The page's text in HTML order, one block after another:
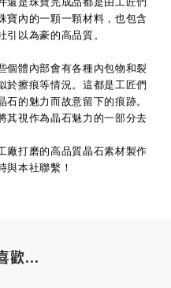
寶內的一顆一顆材料，也包含
以為豪的高品質。
個體內部會有各種內包物和裂
於擦痕等情況。這都是工匠們
的魅力而故意留下的痕跡。
其視作為晶石魅力的一部分去
廠打磨的高品質晶石素材製作
與本社聯繫！
歡...